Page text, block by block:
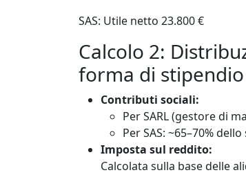
SAS: Utile netto 23.800 €
Calcolo 2:
forma di stipendio
Contributi sociali:
Per SARL (gestore di
Per SAS: ~65–70%
Imposta sul reddito:
Calcolata sulla base delle